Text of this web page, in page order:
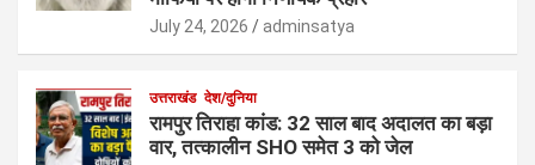
July 24, 2026 adminsatya
उत्तराखंड देश/दुनिया
रामपुर तिराहा कांड: 32 साल बाद अदालत का बड़ा
वार, तत्कालीन SHO समेत 3 को जेल